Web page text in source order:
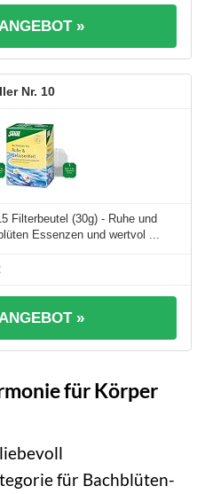
»
10
Filterbeutel (30g) - Ruhe und
Essenzen und wertvol ...
»
für Körper
für Bachblüten-